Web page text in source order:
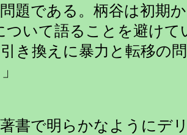
問題である。柄谷は初期
ついて語ることを避け
き換えに暴力と転移の
著書で明らかなようにデ